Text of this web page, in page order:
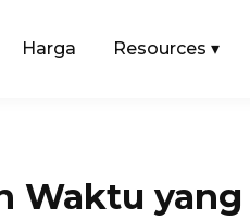
Harga Resources ▾
Waktu yang